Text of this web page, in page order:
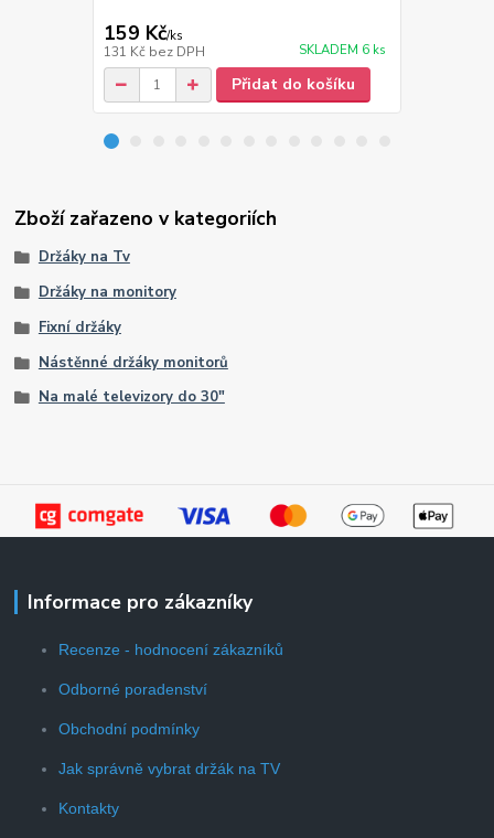
159 Kč/ks
131 Kč bez DPH SKLADEM 6 ks
Přidat do košíku
Zboží zařazeno v kategoriích
Držáky na Tv
Držáky na monitory
Fixní držáky
Nástěnné držáky monitorů
Na malé televizory do 30"
Informace pro zákazníky
Recenze - hodnocení zákazníků
Odborné poradenství
Obchodní podmínky
Jak správně vybrat držák na TV
Kontakty